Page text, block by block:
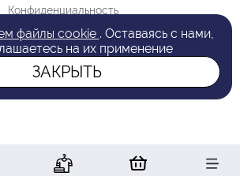
Конфиденциальность
обработки cookie
Оферта
Поиск
© 2026 VAN LAACK
файлы cookie . Оставаясь с нами,
на их применение
ЗАКРЫТЬ